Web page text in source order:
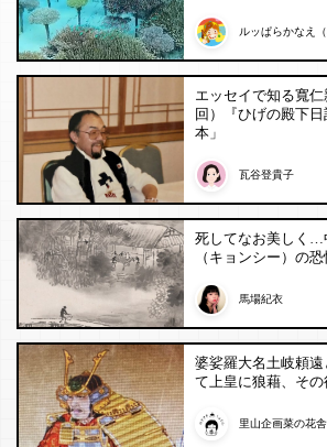
ルッぱらかなえ（
エッセイで知る寬
回）『ひげの殿下
本」
瓦谷登貴子
死してなお美しく…
（キョンシー）の
馬場紀衣
婆娑羅大名土岐頼
て上皇に狼藉、その
里山企画菜の花舎